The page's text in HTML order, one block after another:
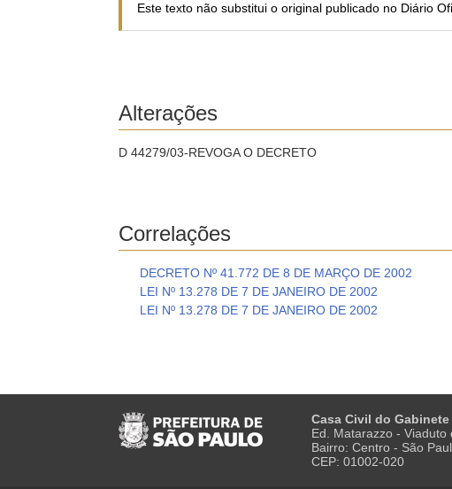
Este texto não substitui o original publicado no Diário
Alterações
D 44279/03-REVOGA O DECRETO
Correlações
DECRETO Nº 41.772 DE 8 DE MARÇO DE 2002
LEI Nº 13.278 DE 7 DE JANEIRO DE 2002
LEI Nº 13.278 DE 7 DE JANEIRO DE 2002
Casa Civil do
Ed. Matarazzo - Viaduto
Bairro: Centro - São
CEP: 01002-020